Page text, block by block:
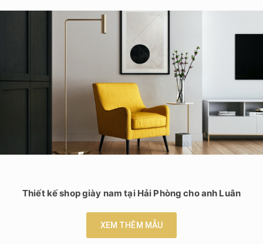
Thiết kế shop giày nam tại Hải Phòng cho anh Luân
XEM THÊM MẪU